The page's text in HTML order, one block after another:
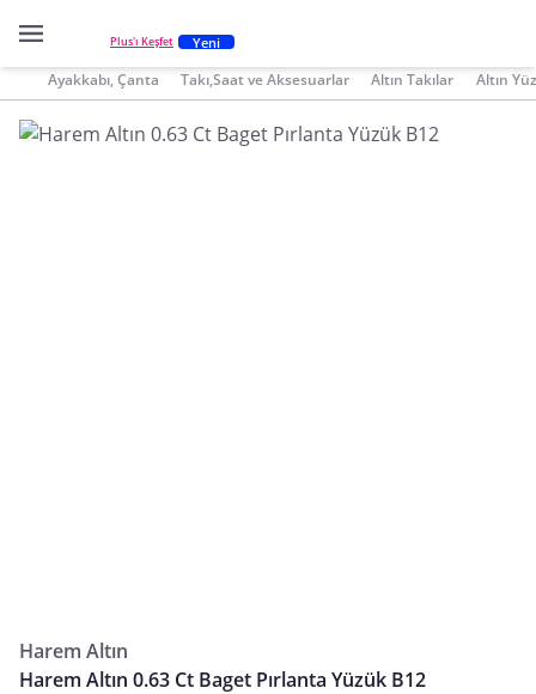
Plus'ı Keşfet Yeni
Ayakkabı, Çanta Takı,Saat ve Aksesuarlar Altın Takılar Altın
Harem Altın
Harem Altın 0.63 Ct Baget Pırlanta Yüzük B12